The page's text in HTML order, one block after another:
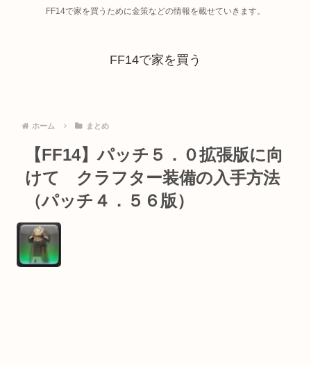
FF14で家を買うために金策などの情報を載せていきます。
FF14で家を買う
ホーム まとめ
【FF14】パッチ５．０拡張版に向
けて クラフター装備の入手方法
（パッチ４．５６版）